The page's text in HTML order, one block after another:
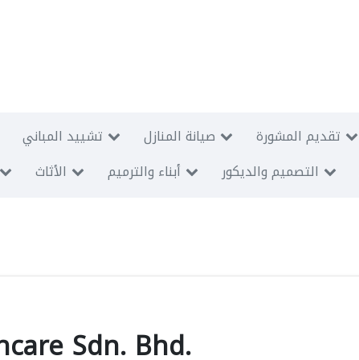
تشييد المباني صيانة المنازل تقديم المشورة
الأثاث أبناء والترميم التصميم والديكور
Sdn. Bhd.